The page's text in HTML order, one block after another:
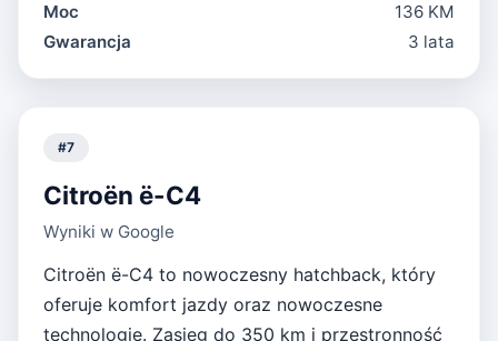
Moc
136 KM
Gwarancja
3 lata
#7
Citroën ë-C4
Wyniki w Google
Citroën ë-C4 to nowoczesny hatchback, który
oferuje komfort jazdy oraz nowoczesne
technologie. Zasięg do 350 km i przestronność